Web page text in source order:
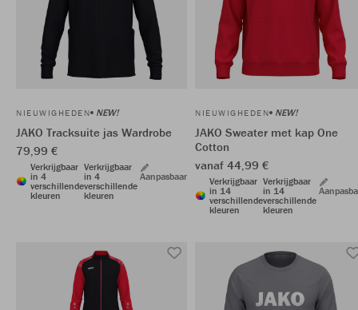
NIEUWIGHEDEN NEW!
JAKO Tracksuite jas Wardrobe
79,99 €
Verkrijgbaar
in 4
verschillende
kleuren
Verkrijgbaar
in 4
verschillende
kleuren
Aanpasbaar
NIEUWIGHEDEN NEW!
JAKO Sweater met kap One
Cotton
vanaf 44,99 €
Verkrijgbaar
in 14
verschillende
kleuren
Verkrijgbaar
in 14
verschillende
kleuren